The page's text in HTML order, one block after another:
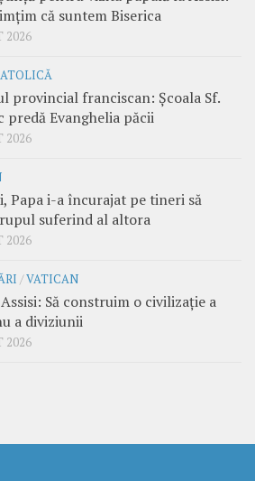
că suntem Biserica
2026
provincial franciscan: Școala Sf.
predă Evanghelia păcii
2026
Papa i-a încurajat pe tineri să
suferind al altora
2026
/VATICAN
Să construim o civilizație a
a diviziunii
2026